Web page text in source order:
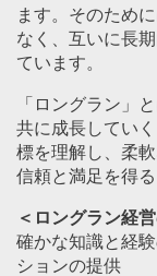
ます。そのため
なく、互いに長
ています。
「ロングラン」
共に成長してい
標を理解し、柔
信頼と満足を得
＜ロングラン経
確かな知識と経
ションの提供